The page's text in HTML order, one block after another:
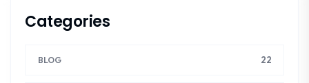
Categories
BLOG 22